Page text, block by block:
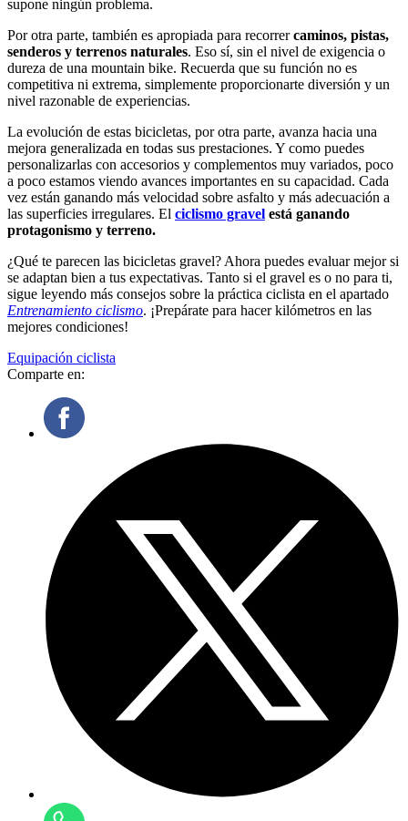
supone ningún problema.
Por otra parte, también es apropiada para recorrercaminos, pistas,
senderos y terrenos naturales. Eso sí, sin el nivel de exigencia o
dureza de una mountain bike. Recuerda que su función no es
competitiva ni extrema, simplemente proporcionarte diversión y un
nivel razonable de experiencias.
La evolución de estas bicicletas, por otra parte, avanza hacia una
mejora generalizada en todas sus prestaciones. Y como puedes
personalizarlas con accesorios y complementos muy variados, poco
a poco estamos viendo avances importantes en su capacidad. Cada
vez están ganando más velocidad sobre asfalto y más adecuación a
las superficies irregulares. El ciclismo gravel está ganando
protagonismo y terreno.
¿Qué te parecen las bicicletas gravel? Ahora puedes evaluar mejor si
se adaptan bien a tus expectativas. Tanto si el gravel es o no para ti,
sigue leyendo más consejos sobre la práctica ciclista en el apartado
Entrenamiento ciclismo. ¡Prepárate para hacer kilómetros en las
mejores condiciones!
Equipación ciclista
Comparte en: